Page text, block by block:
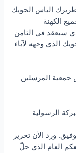
الياس الحويك
الكهنة
سيعقد في الثامن
الذي وجهه لآباء
جمعية المرسلين
الرسولية
ورد الأن تحرير
العام الذي حلّ